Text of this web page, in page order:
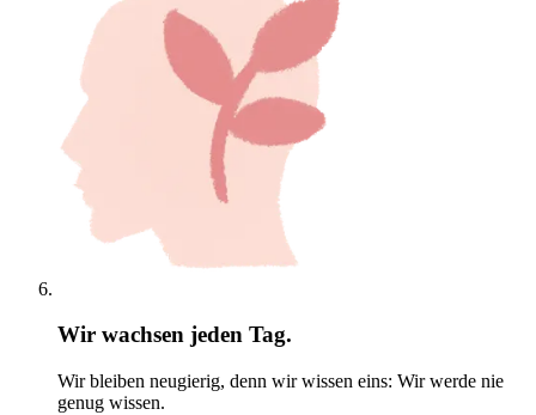
Wir wachsen jeden Tag.
Wir bleiben neugierig, denn wir wissen eins: Wir werde nie
genug wissen.